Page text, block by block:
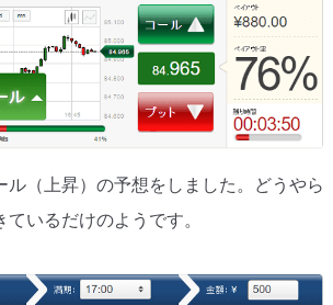
ル（上昇）の予想をしました。どうやら
いるだけのようです。